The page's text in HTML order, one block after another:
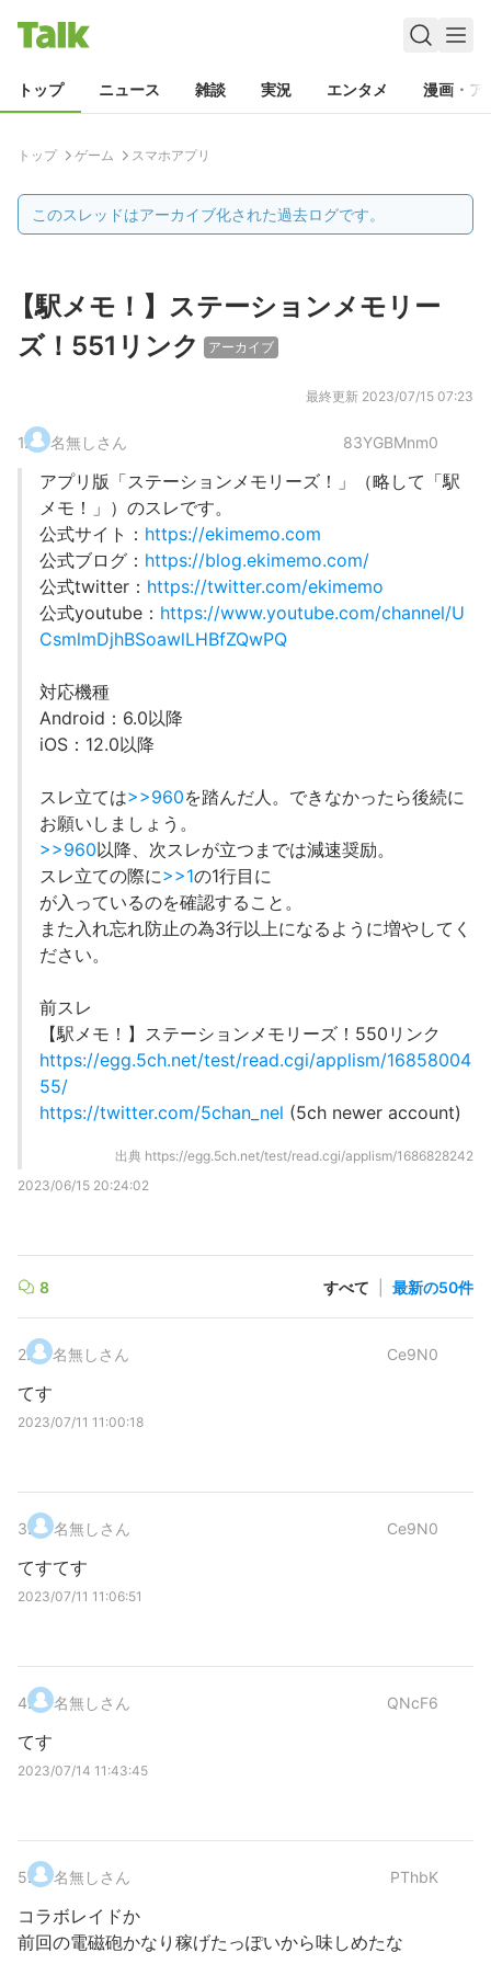
トップ ニュース 雑談 実況 エンタメ 漫画・ア
トップ ゲーム スマホアプリ
このスレッドはアーカイブ化された過去ログです。
【駅メモ！】ステーションメモリー
ズ！551リンク
アーカイブ
最終更新 2023/07/15 07:23
1. 名無しさん 83YGBMnm0
アプリ版「ステーションメモリーズ！」（略して「駅
メモ！」）のスレです。
公式サイト： https://ekimemo.com
公式ブログ： https://blog.ekimemo.com/
公式twitter： https://twitter.com/ekimemo
公式youtube： https://www.youtube.com/channel/U
CsmlmDjhBSoawlLHBfZQwPQ
対応機種
Android：6.0以降
iOS：12.0以降
スレ立ては>>960を踏んだ人。できなかったら後続に
お願いしましょう。
>>960以降、次スレが立つまでは減速奨励。
スレ立ての際に>>1の1行目に
が入っているのを確認すること。
また入れ忘れ防止の為3行以上になるように増やしてく
ださい。
前スレ
【駅メモ！】ステーションメモリーズ！550リンク
https://egg.5ch.net/test/read.cgi/applism/16858004
55/
https://twitter.com/5chan_nel (5ch newer account)
出典 https://egg.5ch.net/test/read.cgi/applism/1686828242
2023/06/15 20:24:02
8 すべて 最新の50件
2. 名無しさん Ce9N0
てす
2023/07/11 11:00:18
3. 名無しさん Ce9N0
てすてす
2023/07/11 11:06:51
4. 名無しさん QNcF6
てす
2023/07/14 11:43:45
5. 名無しさん PThbK
コラボレイドか
前回の電磁砲かなり稼げたっぽいから味しめたな